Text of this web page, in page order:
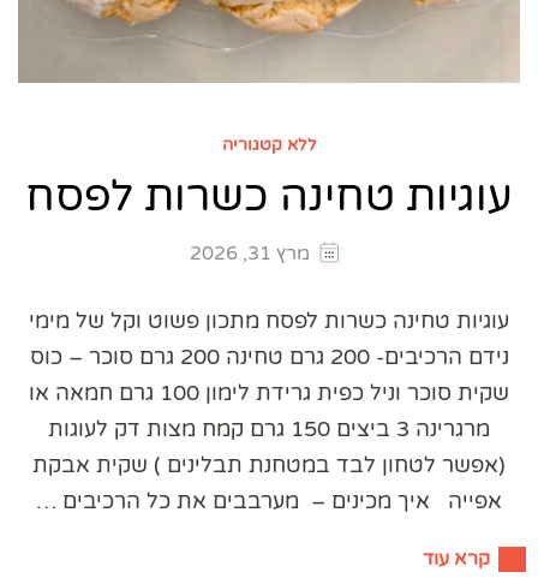
ללא קטגוריה
עוגיות טחינה כשרות לפסח
מרץ 31, 2026
עוגיות טחינה כשרות לפסח מתכון פשוט וקל של מימי
נידם הרכיבים- 200 גרם טחינה 200 גרם סוכר – כוס
שקית סוכר וניל כפית גרידת לימון 100 גרם חמאה או
מרגרינה 3 ביצים 150 גרם קמח מצות דק לעוגות
(אפשר לטחון לבד במטחנת תבלינים ) שקית אבקת
אפייה איך מכינים – מערבבים את כל הרכיבים …
קרא עוד